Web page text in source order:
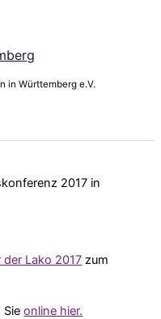
in Württemberg e.V.
2017 in
der Lako 2017 zum
Sieonline hier.